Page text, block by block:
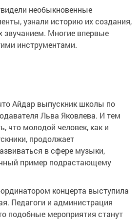
необыкновенные
узнали историю их создания,
звучанием. Многие впервые
инструментами.
Айдар выпускник школы по
Льва Яковлева. И тем
что молодой человек, как и
продолжает
в сфере музыки,
пример подрастающему
концерта выступила
Педагоги и администрация
подобные мероприятия станут